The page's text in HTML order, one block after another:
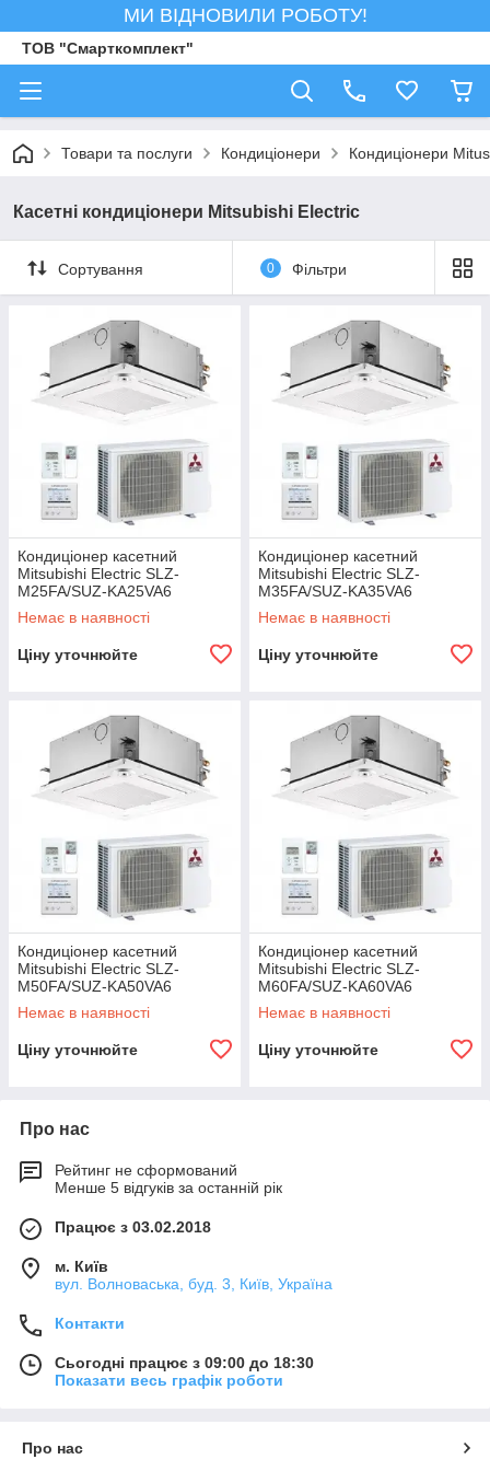
МИ ВІДНОВИЛИ РОБОТУ!
ТОВ "Смарткомплект"
Товари та послуги Кондиціонери Кондиціонери
Касетні кондиціонери Mitsubishi Electric
Сортування 0 Фільтри
Кондиціонер касетний
Mitsubishi Electric SLZ-
M25FA/SUZ-KA25VA6
Немає в наявності
Ціну уточнюйте
Кондиціонер касетний
Mitsubishi Electric SLZ-
M35FA/SUZ-KA35VA6
Немає в наявності
Ціну уточнюйте
Кондиціонер касетний
Mitsubishi Electric SLZ-
M50FA/SUZ-KA50VA6
Немає в наявності
Ціну уточнюйте
Кондиціонер касетний
Mitsubishi Electric SLZ-
M60FA/SUZ-KA60VA6
Немає в наявності
Ціну уточнюйте
Про нас
Рейтинг не сформований
Менше 5 відгуків за останній рік
Працює з 03.02.2018
м. Київ
вул. Волноваська, буд. 3, Київ, Україна
Контакти
Сьогодні працює з 09:00 до 18:30
Показати весь графік роботи
Про нас